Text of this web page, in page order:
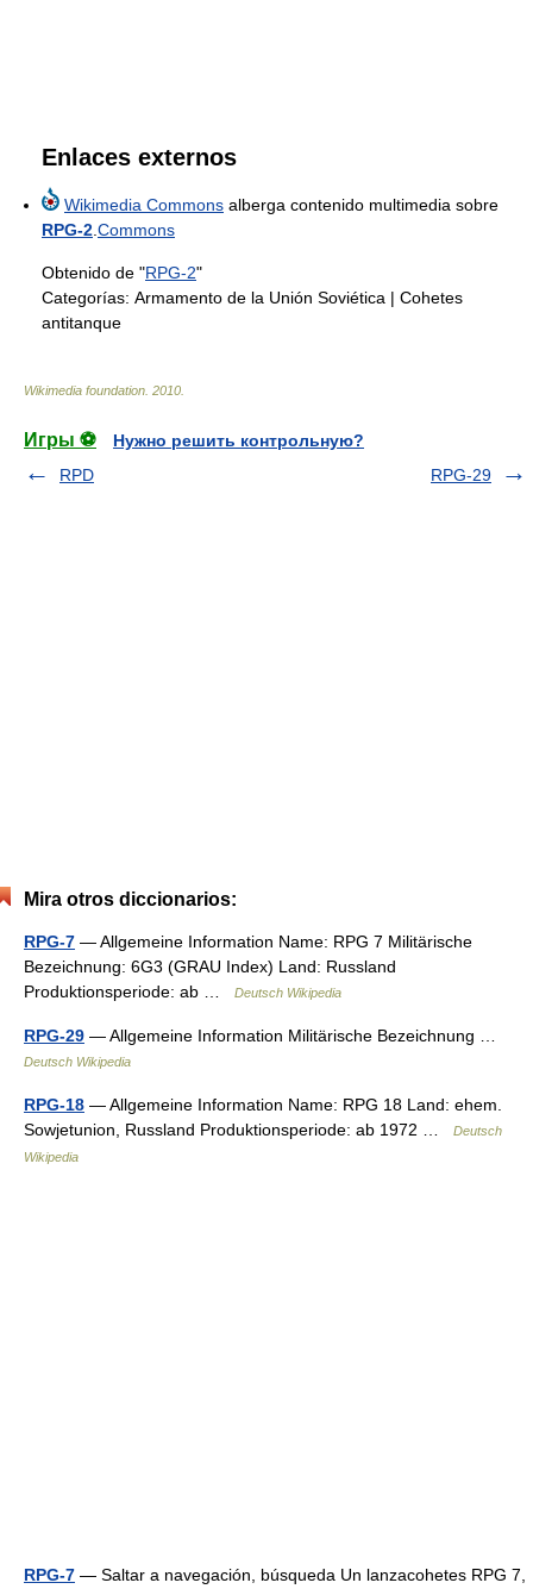
Enlaces externos
Wikimedia Commons alberga contenido multimedia sobre
RPG-2.Commons
Obtenido de "RPG-2"
Categorías: Armamento de la Unión Soviética | Cohetes
antitanque
Wikimedia foundation. 2010.
Игры ⚽
Нужно решить контрольную?
RPD
RPG-29
Mira otros diccionarios:
RPG-7 — Allgemeine Information Name: RPG 7 Militärische
Bezeichnung: 6G3 (GRAU Index) Land: Russland
Produktionsperiode: ab …
Deutsch Wikipedia
RPG-29 — Allgemeine Information Militärische Bezeichnung …
Deutsch Wikipedia
RPG-18 — Allgemeine Information Name: RPG 18 Land: ehem.
Sowjetunion, Russland Produktionsperiode: ab 1972 …
Deutsch
Wikipedia
RPG-7 — Saltar a navegación, búsqueda Un lanzacohetes RPG 7,